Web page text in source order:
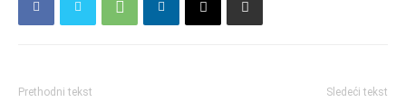
Prethodni tekst Sledeći tekst